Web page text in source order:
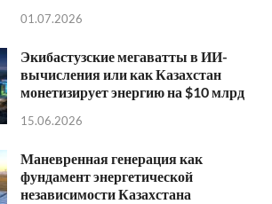
01.07.2026
Экибастузские мегаватты в ИИ-
вычисления или как Казахстан
монетизирует энергию на $10 млрд
15.06.2026
Маневренная генерация как
фундамент энергетической
независимости Казахстана